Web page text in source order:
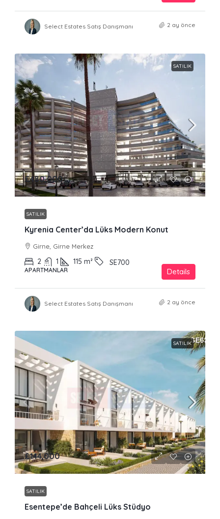
Select Estates Satış Danışmanı 2 ay önce
SATILIK
£480,000
SATILIK
Kyrenia Center’da Lüks Modern Konut
Girne, Girne Merkez
2 1 115 m² SE700
APARTMANLAR Details
Select Estates Satış Danışmanı 2 ay önce
SATILIK
£144,000
SATILIK
Esentepe’de Bahçeli Lüks Stüdyo